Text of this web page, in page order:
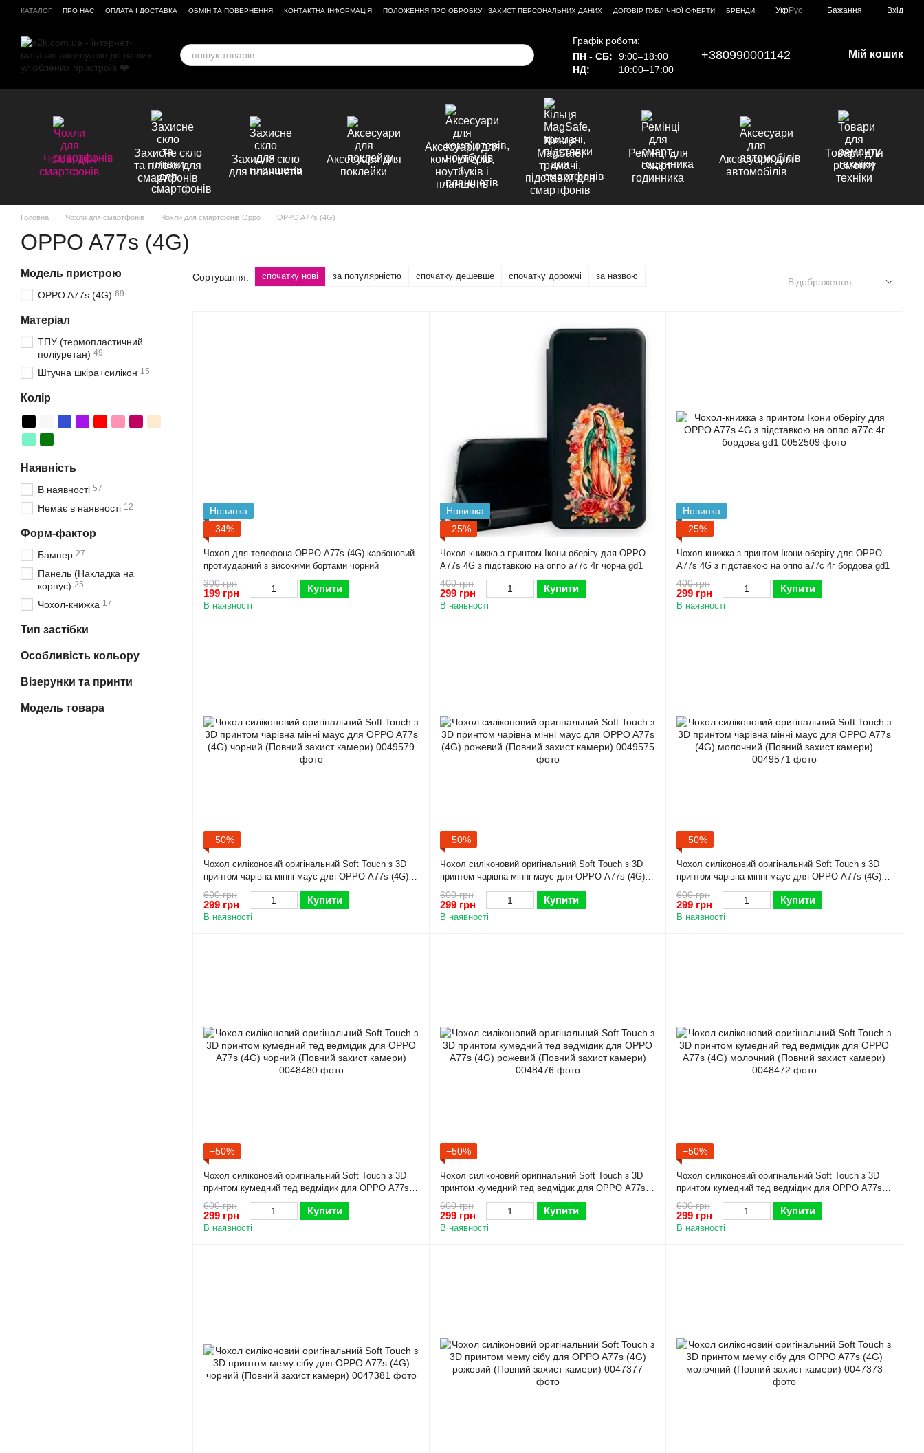
Перейти до основного контенту
КАТАЛОГ ПРО НАС ОПЛАТА І ДОСТАВКА ОБМІН ТА ПОВЕРНЕННЯ КОНТАКТНА ІНФОРМАЦІЯ ПОЛОЖЕННЯ ПРО ОБРОБКУ І ЗАХИСТ ПЕРСОНАЛЬНИХ ДАНИХ ДОГОВІР ПУБЛІЧНОЇ ОФЕРТИ
БРЕНДИ
УкрРус Бажання Вхід
Графік роботи:
ПН - СБ:
9:00–18:00
НД:
10:00–17:00
+380990001142 Мій кошик
Чохли для
смартфонів
Захисне скло
та плівки для
смартфонів
Захисне скло
для планшетів
Аксесуари для
поклейки
Аксесуари для
комп'ютерів,
ноутбуків і
планшетів
Кільця
MagSafe,
тримачі,
підставки для
смартфонів
Ремінці для
смарт-
годинника
Аксесуари для
автомобілів
Товари для
ремонту
техніки
Головна Чохли для смартфонів Чохли для смартфонів Oppo OPPO A77s (4G)
OPPO A77s (4G)
Сортування: спочатку нові за популярністю спочатку дешевше спочатку дорожчі за назвою
Відображення:
Новинка
−34%
Чохол для телефона OPPO A77s (4G) карбоновий
протиударний з високими бортами чорний
300 грн
199 грн Купити
В наявності
Новинка
−25%
Чохол-книжка з принтом Ікони оберігу для OPPO
A77s 4G з підставкою на оппо а77с 4г чорна gd1
400 грн
299 грн Купити
В наявності
Новинка
−25%
Чохол-книжка з принтом Ікони оберігу для OPPO
A77s 4G з підставкою на оппо а77с 4г бордова gd1
400 грн
299 грн Купити
В наявності
−50%
Чохол силіконовий оригінальний Soft Touch з 3D
принтом чарівна мінні маус для OPPO A77s (4G)
чорний (Повний захист камери)
600 грн
299 грн Купити
В наявності
−50%
Чохол силіконовий оригінальний Soft Touch з 3D
принтом чарівна мінні маус для OPPO A77s (4G)
рожевий (Повний захист камери)
600 грн
299 грн Купити
В наявності
−50%
Чохол силіконовий оригінальний Soft Touch з 3D
принтом чарівна мінні маус для OPPO A77s (4G)
молочний (Повний захист камери)
600 грн
299 грн Купити
В наявності
−50%
Чохол силіконовий оригінальний Soft Touch з 3D
принтом кумедний тед ведмідик для OPPO A77s
(4G) чорний (Повний захист камери)
600 грн
299 грн Купити
В наявності
−50%
Чохол силіконовий оригінальний Soft Touch з 3D
принтом кумедний тед ведмідик для OPPO A77s
(4G) рожевий (Повний захист камери)
600 грн
299 грн Купити
В наявності
−50%
Чохол силіконовий оригінальний Soft Touch з 3D
принтом кумедний тед ведмідик для OPPO A77s
(4G) молочний (Повний захист камери)
600 грн
299 грн Купити
В наявності
Модель пристрою
OPPO A77s (4G) 69
Матеріал
ТПУ (термопластичний
поліуретан) 49
Штучна шкіра+силікон 15
Колір
Наявність
В наявності 57
Немає в наявності 12
Форм-фактор
Бампер 27
Панель (Накладка на
корпус) 25
Чохол-книжка 17
Тип застібки
Особливість кольору
Візерунки та принти
Модель товара